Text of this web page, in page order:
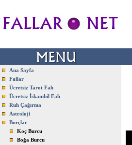
Ana Sayfa
Fallar
Ücretsiz Tarot Falı
Ücretsiz İskambil Falı
Ruh Çağırma
Astroloji
Burçlar
Koç Burcu
Boğa Burcu